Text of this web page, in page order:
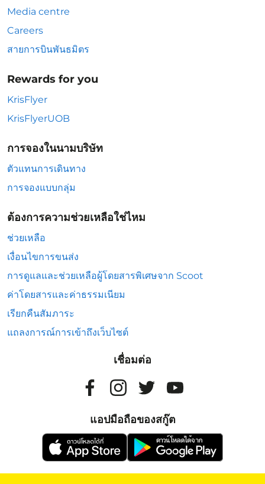
Media centre
Careers
สายการบินพันธมิตร
Rewards for you
KrisFlyer
KrisFlyerUOB
การจองในนามบริษัท
ตัวแทนการเดินทาง
การจองแบบกลุ่ม
ต้องการความช่วยเหลือใช่ไหม
ช่วยเหลือ
เงื่อนไขการขนส่ง
การดูแลและช่วยเหลือผู้โดยสารพิเศษจาก Scoot
ค่าโดยสารและค่าธรรมเนียม
เรียกคืนสัมภาระ
แถลงการณ์การเข้าถึงเว็บไซต์
เชื่อมต่อ
แอปมือถือของสกู๊ต